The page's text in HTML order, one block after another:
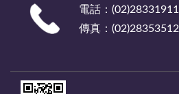
電話：(02)28331911
傳真：(02)28353512